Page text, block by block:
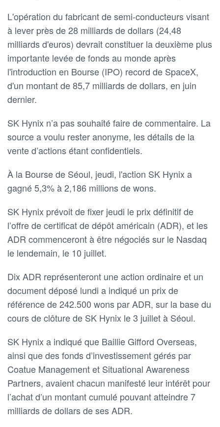
L'opération du fabricant ​de semi-conducteurs visant
à lever près de 28 milliards de dollars (24,48
milliards d'euros) devrait constituer la deuxième ​plus
importante levée de fonds au monde ⁠après
l'introduction en Bourse (IPO) record de SpaceX,
d'un montant de 85,7 milliards de ‌dollars, en juin
dernier.
SK Hynix n’a pas souhaité faire de commentaire. La
source a voulu rester anonyme, les détails de la
vente ​d’actions étant confidentiels.
À la ‌Bourse de Séoul, jeudi, l'action SK Hynix a
gagné 5,3% ⁠à 2,186 millions de wons.
SK Hynix prévoit de fixer jeudi le prix définitif de
l’offre de certificat de dépôt américain (ADR), et les
ADR commenceront à être négociés ⁠sur le Nasdaq
le ‌lendemain, le 10 juillet.
Dix ADR représenteront une action ordinaire et un
⁠document déposé lundi a indiqué un prix de
référence de 242.500 wons par ‌ADR, sur la base du
cours de clôture de SK Hynix ⁠le 3 juillet à Séoul.
SK Hynix a indiqué que Baillie ⁠Gifford Overseas,
ainsi que ‌des fonds d’investissement gérés par
Coatue Management et Situational Awareness
Partners, avaient chacun ​manifesté leur intérêt pour
l’achat d’un montant ‌cumulé pouvant atteindre 7
milliards de dollars de ses ADR.